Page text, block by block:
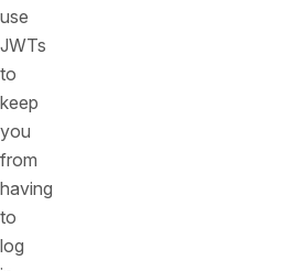
use
JWTs
to
keep
you
from
having
to
log